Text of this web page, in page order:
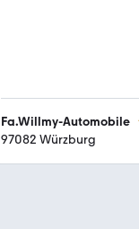
Fa.Willmy-Automobile
97082 Würzburg